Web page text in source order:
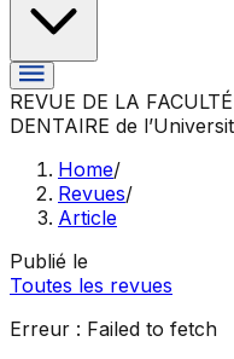
REVUE DE LA
DENTAIRE de
Home/
Revues/
Article
Publié le
Toutes les revues
Erreur : Failed to fetch